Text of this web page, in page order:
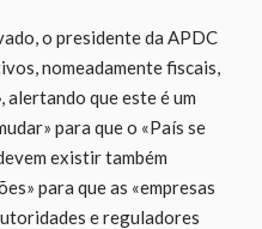
o presidente da APDC
nomeadamente fiscais,
alertando que este é um
para que o «País se
existir também
para que as «empresas
e reguladores